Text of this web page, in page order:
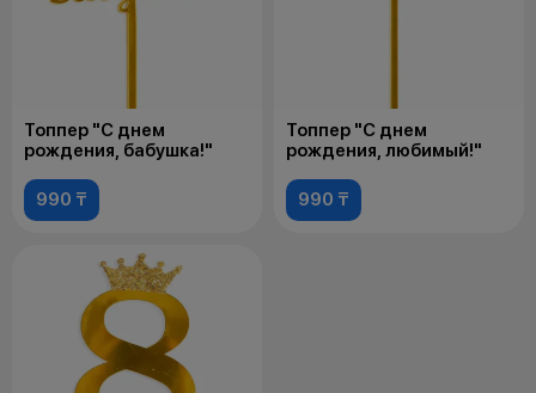
Топпер "С днем
рождения, бабушка!"
990 ₸
Топпер "С днем
рождения, любимый!"
990 ₸